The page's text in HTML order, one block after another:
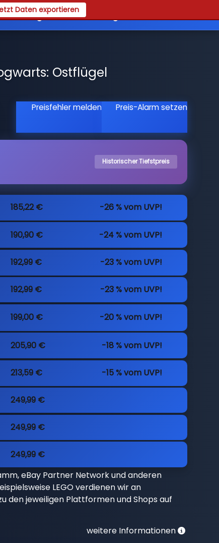
Daten exportieren
Registrieren
Ostflügel
Preisfehler melden Preis-Alarm setzen
Historischer Tiefstpreis
185,22 € -26 % vom UVP!
190,90 € -24 % vom UVP!
192,99 € -23 % vom UVP!
192,99 € -23 % vom UVP!
199,00 € -20 % vom UVP!
205,90 € -18 % vom UVP!
213,59 € -15 % vom UVP!
249,99 €
249,99 €
249,99 €
eBay Partner Network und anderen
LEGO verdienen wir an
den jeweiligen Plattformen und Shops auf
weitere Informationen